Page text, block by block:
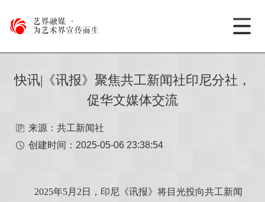
艺界融媒
·
为艺术界宣传而生
快讯|《讯报》聚焦共工新闻社印尼分社，
促华文媒体交流
来源：共工新闻社
创建时间： 2025-05-06 23:38:54
2025年5月2日，印尼《讯报》将目光投向共工新闻